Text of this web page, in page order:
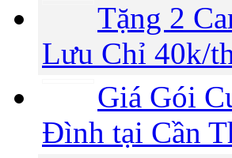
Tặng 2
Lưu Chỉ 40k/
Giá Gói
Đình tại Cần